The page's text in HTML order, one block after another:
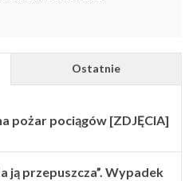
Ostatnie
pożar pociągów [ZDJĘCIA]
ją przepuszcza”. Wypadek